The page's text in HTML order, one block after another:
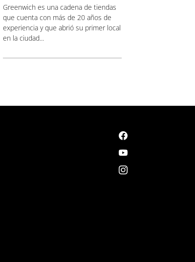
Greenwich es una cadena de tiendas
que cuenta con más de 20 años de
experiencia y que abrió su primer local
en la ciudad...